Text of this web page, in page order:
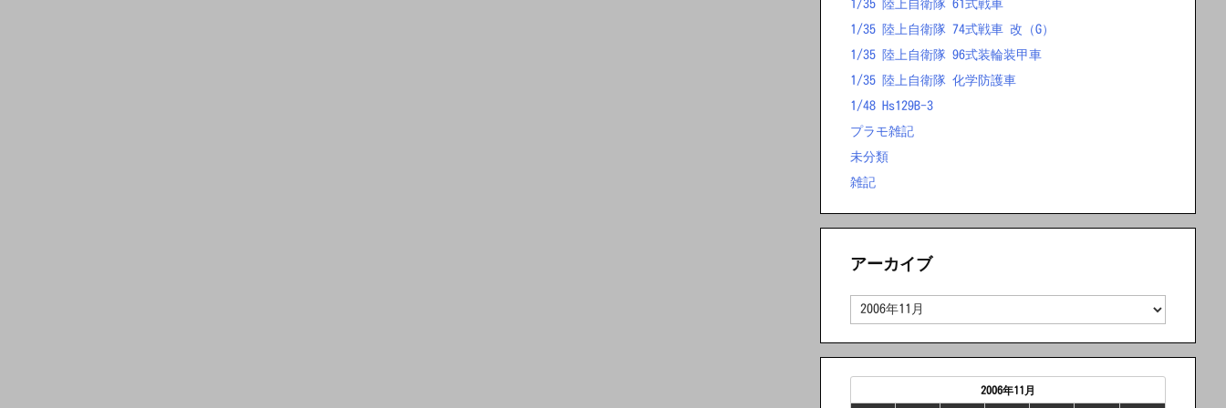
1/35 陸上自衛隊 61式戦車
1/35 陸上自衛隊 74式戦車 改（G）
1/35 陸上自衛隊 96式装輪装甲車
1/35 陸上自衛隊 化学防護車
1/48 Hs129B-3
プラモ雑記
未分類
雑記
アーカイブ
ア
2006年11月